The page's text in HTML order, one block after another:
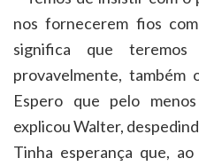
nos fornecerem fios
significa que
provavelmente, também
Espero que pelo
explicou Walter,
Tinha esperança que,